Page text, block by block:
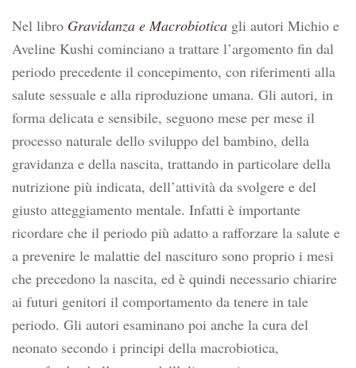
Nel libro Gravidanza e Macrobiotica gli autori Michio e
Aveline Kushi cominciano a trattare l’argomento fin dal
periodo precedente il concepimento, con riferimenti alla
salute sessuale e alla riproduzione umana. Gli autori, in
forma delicata e sensibile, seguono mese per mese il
processo naturale dello sviluppo del bambino, della
gravidanza e della nascita, trattando in particolare della
nutrizione più indicata, dell’attività da svolgere e del
giusto atteggiamento mentale. Infatti è importante
ricordare che il periodo più adatto a rafforzare la salute e
a prevenire le malattie del nascituro sono proprio i mesi
che precedono la nascita, ed è quindi necessario chiarire
ai futuri genitori il comportamento da tenere in tale
periodo. Gli autori esaminano poi anche la cura del
neonato secondo i principi della macrobiotica,